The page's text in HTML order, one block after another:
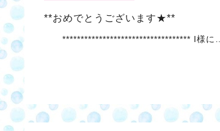
**おめでとうございます★**
*********************************** I様に…